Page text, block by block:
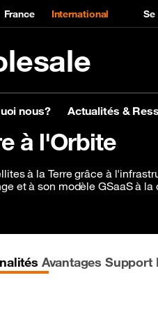
France International
Type
nous?
Accédez
Actualités &
Ground
à l'Orbite
à la Terre grâce à
et à son modèle GSaaS à la
Avantages Support